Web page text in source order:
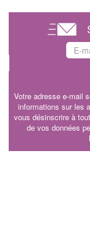
Votre adresse e-mail
informations sur les
vous désinscrire à
de vos données